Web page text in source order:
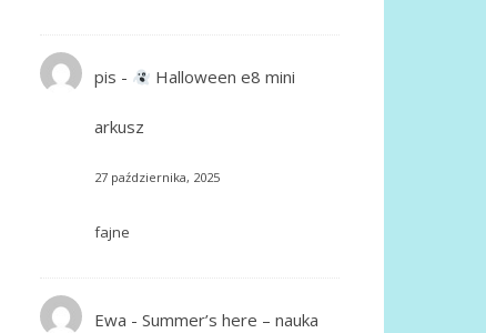
pis - Halloween e8 mini
arkusz
27 października, 2025
fajne
Ewa - Summer’s here – nauka